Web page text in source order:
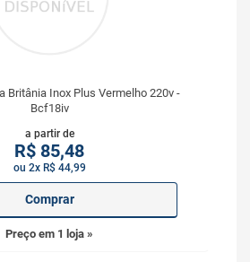
Britânia Inox Plus Vermelho 220v -
Bcf18iv
a partir de
R$ 85,48
ou 2x R$ 44,99
Comprar
Preço em 1 loja »